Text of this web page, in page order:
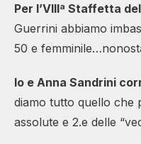
Per l’VIIIª Staffetta
Guerrini abbiamo
50 e
Io e Anna Sandrini
diamo tutto quello che
assolute e 2.e delle